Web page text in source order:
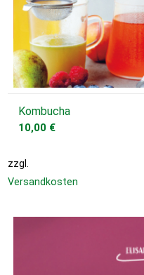
Kombucha
10,00 €
zzgl.
Versandkosten